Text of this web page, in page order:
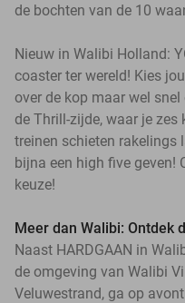
de bochten van de 10
Nieuw in Walibi Holland:
coaster ter wereld! Kies
over de kop maar wel
de Thrill-zijde, waar je zes
treinen schieten rakelings
bijna een high five geven!
keuze!
Meer dan Walibi: Ontdek
Naast HARDGAAN in
de omgeving van Walibi
Veluwestrand, ga op